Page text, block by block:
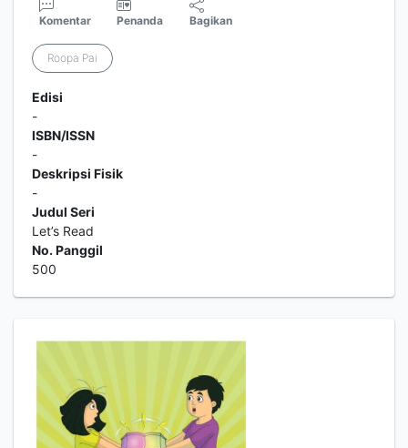
Komentar Penanda Bagikan
Roopa Pai
Edisi
-
ISBN/ISSN
-
Deskripsi Fisik
-
Judul Seri
Let’s Read
No. Panggil
500